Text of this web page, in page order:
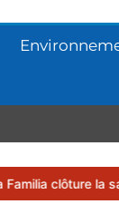
par une